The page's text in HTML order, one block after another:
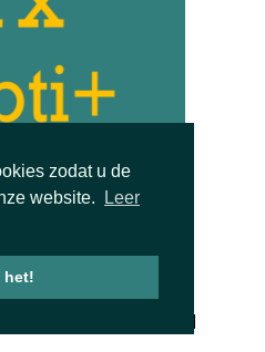
zodat u de
website.
Leer
het!
ONDERWERPEN